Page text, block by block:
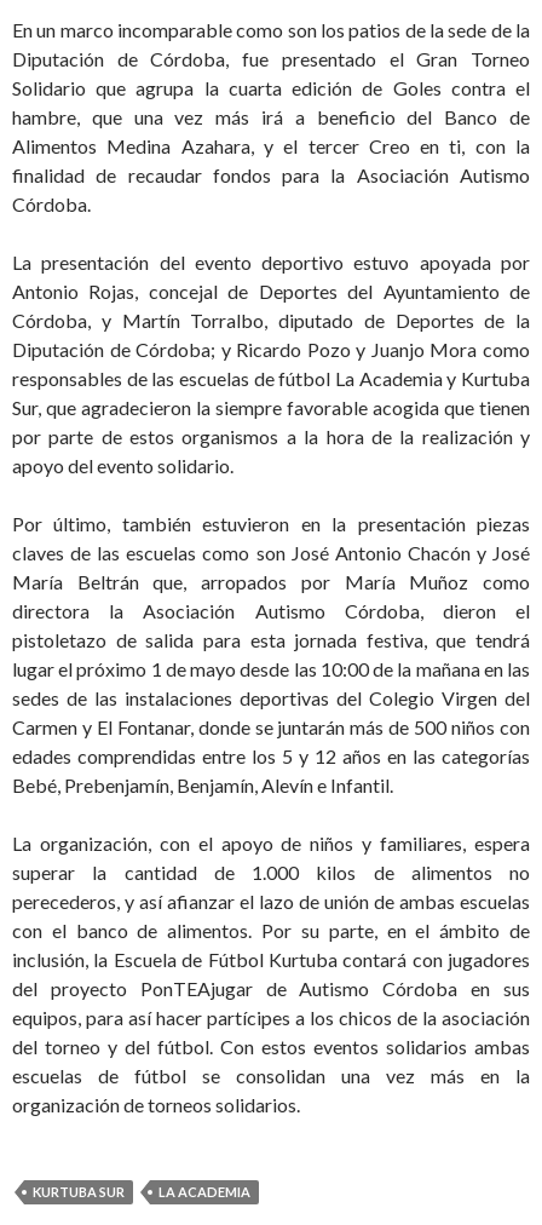
En un marco incomparable como son los patios de la sede de la
Diputación de Córdoba, fue presentado el Gran Torneo
Solidario que agrupa la cuarta edición de Goles contra el
hambre, que una vez más irá a beneficio del Banco de
Alimentos Medina Azahara, y el tercer Creo en ti, con la
finalidad de recaudar fondos para la Asociación Autismo
Córdoba.
La presentación del evento deportivo estuvo apoyada por
Antonio Rojas, concejal de Deportes del Ayuntamiento de
Córdoba, y Martín Torralbo, diputado de Deportes de la
Diputación de Córdoba; y Ricardo Pozo y Juanjo Mora como
responsables de las escuelas de fútbol La Academia y Kurtuba
Sur, que agradecieron la siempre favorable acogida que tienen
por parte de estos organismos a la hora de la realización y
apoyo del evento solidario.
Por último, también estuvieron en la presentación piezas
claves de las escuelas como son José Antonio Chacón y José
María Beltrán que, arropados por María Muñoz como
directora la Asociación Autismo Córdoba, dieron el
pistoletazo de salida para esta jornada festiva, que tendrá
lugar el próximo 1 de mayo desde las 10:00 de la mañana en las
sedes de las instalaciones deportivas del Colegio Virgen del
Carmen y El Fontanar, donde se juntarán más de 500 niños con
edades comprendidas entre los 5 y 12 años en las categorías
Bebé, Prebenjamín, Benjamín, Alevín e Infantil.
La organización, con el apoyo de niños y familiares, espera
superar la cantidad de 1.000 kilos de alimentos no
perecederos, y así afianzar el lazo de unión de ambas escuelas
con el banco de alimentos. Por su parte, en el ámbito de
inclusión, la Escuela de Fútbol Kurtuba contará con jugadores
del proyecto PonTEAjugar de Autismo Córdoba en sus
equipos, para así hacer partícipes a los chicos de la asociación
del torneo y del fútbol. Con estos eventos solidarios ambas
escuelas de fútbol se consolidan una vez más en la
organización de torneos solidarios.
KURTUBA SUR LA ACADEMIA